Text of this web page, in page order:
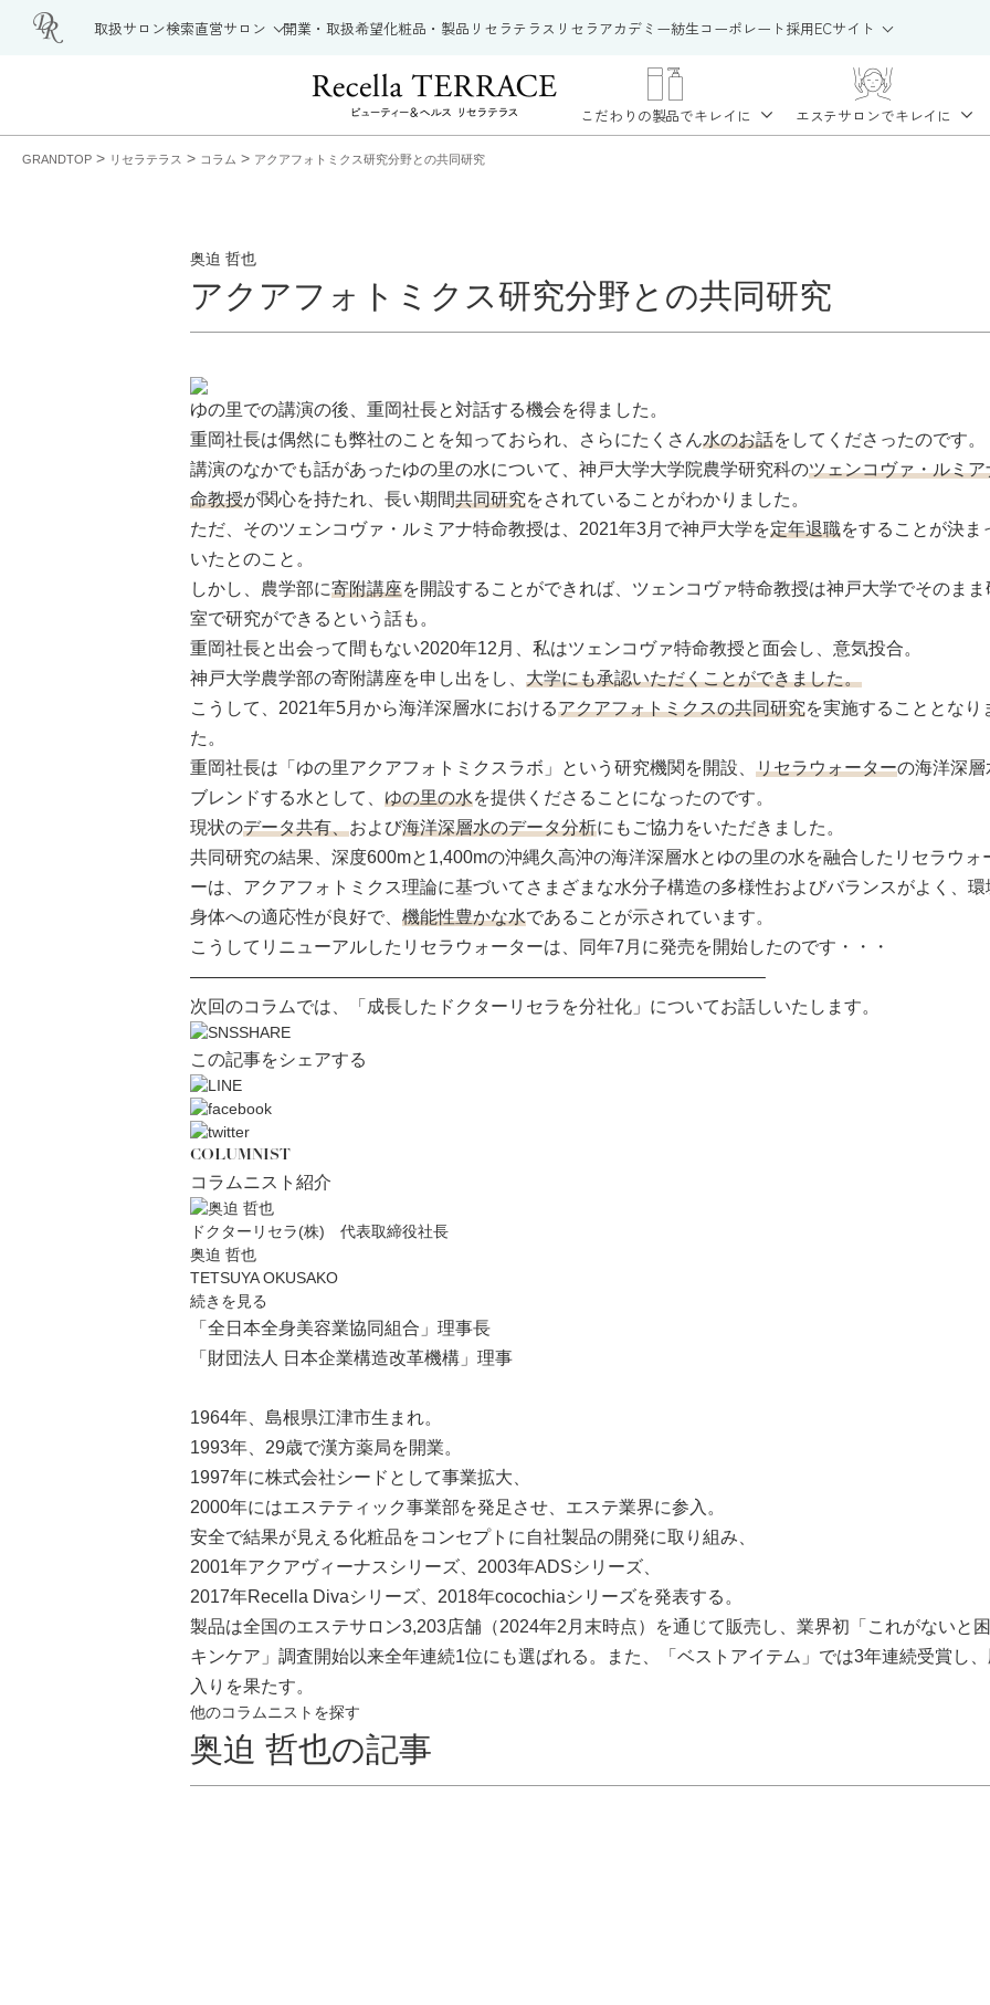
取扱サロン検索直営サロン 開業・取扱希望化粧品・製品 リセラテラス リセラアカデミー紡生コーポレート採用ECサイト
こだわりの製品でキレイに エステサロンでキレイに
GRANDTOP > リセラテラス > コラム > アクアフォトミクス研究分野との共同研究
奥迫 哲也
アクアフォトミクス研究分野との共同研究
ゆの里での講演の後、重岡社長と対話する機会を得ました。
重岡社長は偶然にも弊社のことを知っておられ、さらにたくさん水のお話をしてくださったのです。
講演のなかでも話があったゆの里の水について、神戸大学大学院農学研究科のツェンコヴァ・ルミア
命教授が関心を持たれ、長い期間共同研究をされていることがわかりました。
ただ、そのツェンコヴァ・ルミアナ特命教授は、2021年3月で神戸大学を定年退職をすることが決ま
いたとのこと。
しかし、農学部に寄附講座を開設することができれば、ツェンコヴァ特命教授は神戸大学でそのまま
室で研究ができるという話も。
重岡社長と出会って間もない2020年12月、私はツェンコヴァ特命教授と面会し、意気投合。
神戸大学農学部の寄附講座を申し出をし、 大学にも承認いただくことができました。
こうして、2021年5月から海洋深層水におけるアクアフォトミクスの共同研究を実施することとなり
た。
重岡社長は「ゆの里アクアフォトミクスラボ」という研究機関を開設、 リセラウォーターの海洋深層
ブレンドする水として、 ゆの里の水を提供くださることになったのです。
現状のデータ共有、および海洋深層水のデータ分析にもご協力をいただきました。
共同研究の結果、深度600mと1,400mの沖縄久高沖の海洋深層水とゆの里の水を融合したリセラウォ
ーは、アクアフォトミクス理論に基づいてさまざまな水分子構造の多様性およびバランスがよく、環
身体への適応性が良好で、 機能性豊かな水であることが示されています。
こうしてリニューアルしたリセラウォーターは、同年7月に発売を開始したのです・・・
————————————————————————————————–
次回のコラムでは、「成長したドクターリセラを分社化」についてお話しいたします。
この記事をシェアする
COLUMNIST
コラムニスト紹介
ドクターリセラ(株) 代表取締役社長
奥迫 哲也
TETSUYA OKUSAKO
続きを見る
「全日本全身美容業協同組合」理事長
「財団法人 日本企業構造改革機構」理事
1964年、島根県江津市生まれ。
1993年、29歳で漢方薬局を開業。
1997年に株式会社シードとして事業拡大、
2000年にはエステティック事業部を発足させ、エステ業界に参入。
安全で結果が見える化粧品をコンセプトに自社製品の開発に取り組み、
2001年アクアヴィーナスシリーズ、2003年ADSシリーズ、
2017年Recella Divaシリーズ、2018年cocochiaシリーズを発表する。
製品は全国のエステサロン3,203店舗（2024年2月末時点）を通じて販売し、業界初「これがないと
キンケア」調査開始以来全年連続1位にも選ばれる。また、「ベストアイテム」では3年連続受賞し
入りを果たす。
他のコラムニストを探す
奥迫 哲也の記事